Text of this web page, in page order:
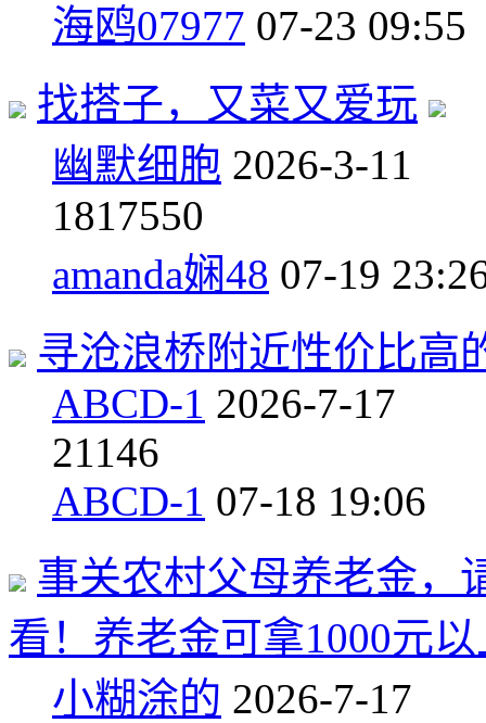
海鸥07977 07-23 09:55
找搭子，又菜又爱玩
幽默细胞 2026-3-11
1817550
amanda娴48 07-19
寻沧浪桥附近性价比高
ABCD-1 2026-7-17
21146
ABCD-1 07-18 19:06
事关农村父母养老金，
看！养老金可拿1000元
小糊涂的 2026-7-17